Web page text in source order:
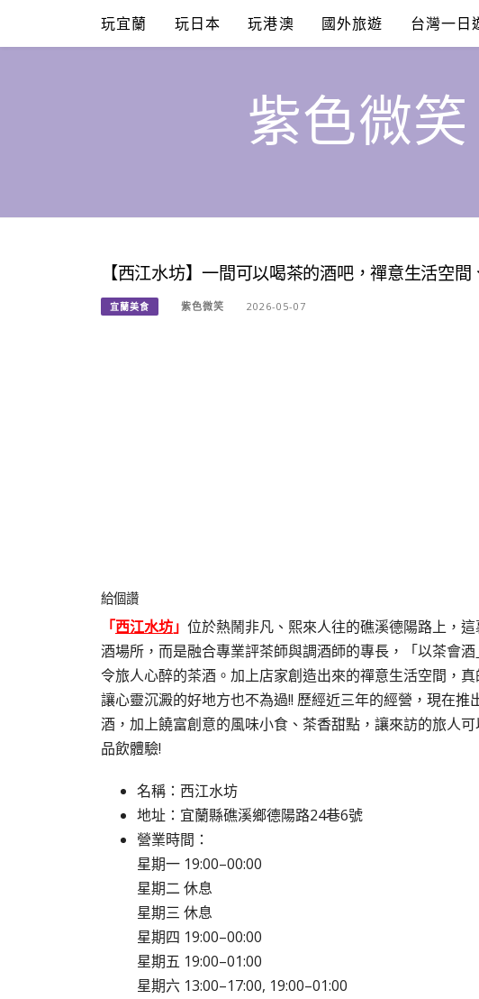
content
玩宜蘭 玩日本 玩港澳 國外旅遊 台灣一日
紫色微
【西江水坊】一間可以喝茶的酒吧，禪意生活空
宜蘭美食 紫色微笑 2026-05-07
給個讚
「西江水坊」 位於熱鬧非凡、熙來人往的礁溪德陽路上，
酒場所，而是融合專業評茶師與調酒師的專長，「以茶會
令旅人心醉的茶酒。加上店家創造出來的禪意生活空間，
讓心靈沉澱的好地方也不為過!! 歷經近三年的經營，現在
酒，加上饒富創意的風味小食、茶香甜點，讓來訪的旅人可
品飲體驗!
名稱：西江水坊
地址：宜蘭縣礁溪鄉德陽路24巷6號
營業時間：
星期一 19:00–00:00
星期二 休息
星期三 休息
星期四 19:00–00:00
星期五 19:00–01:00
星期六 13:00–17:00, 19:00–01:00